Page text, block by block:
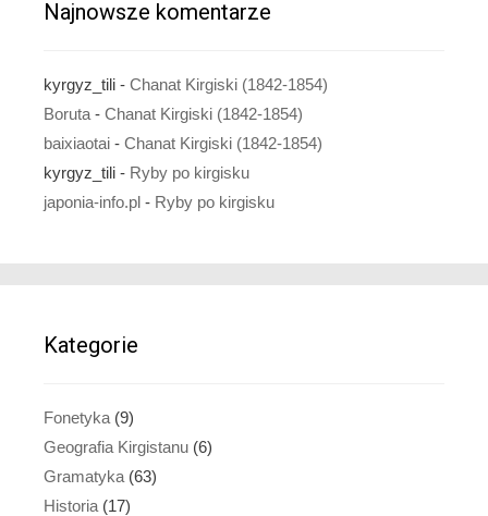
Najnowsze komentarze
kyrgyz_tili - Chanat Kirgiski (1842-1854)
Boruta - Chanat Kirgiski (1842-1854)
baixiaotai - Chanat Kirgiski (1842-1854)
kyrgyz_tili - Ryby po kirgisku
japonia-info.pl - Ryby po kirgisku
Kategorie
Fonetyka (9)
Geografia Kirgistanu (6)
Gramatyka (63)
Historia (17)